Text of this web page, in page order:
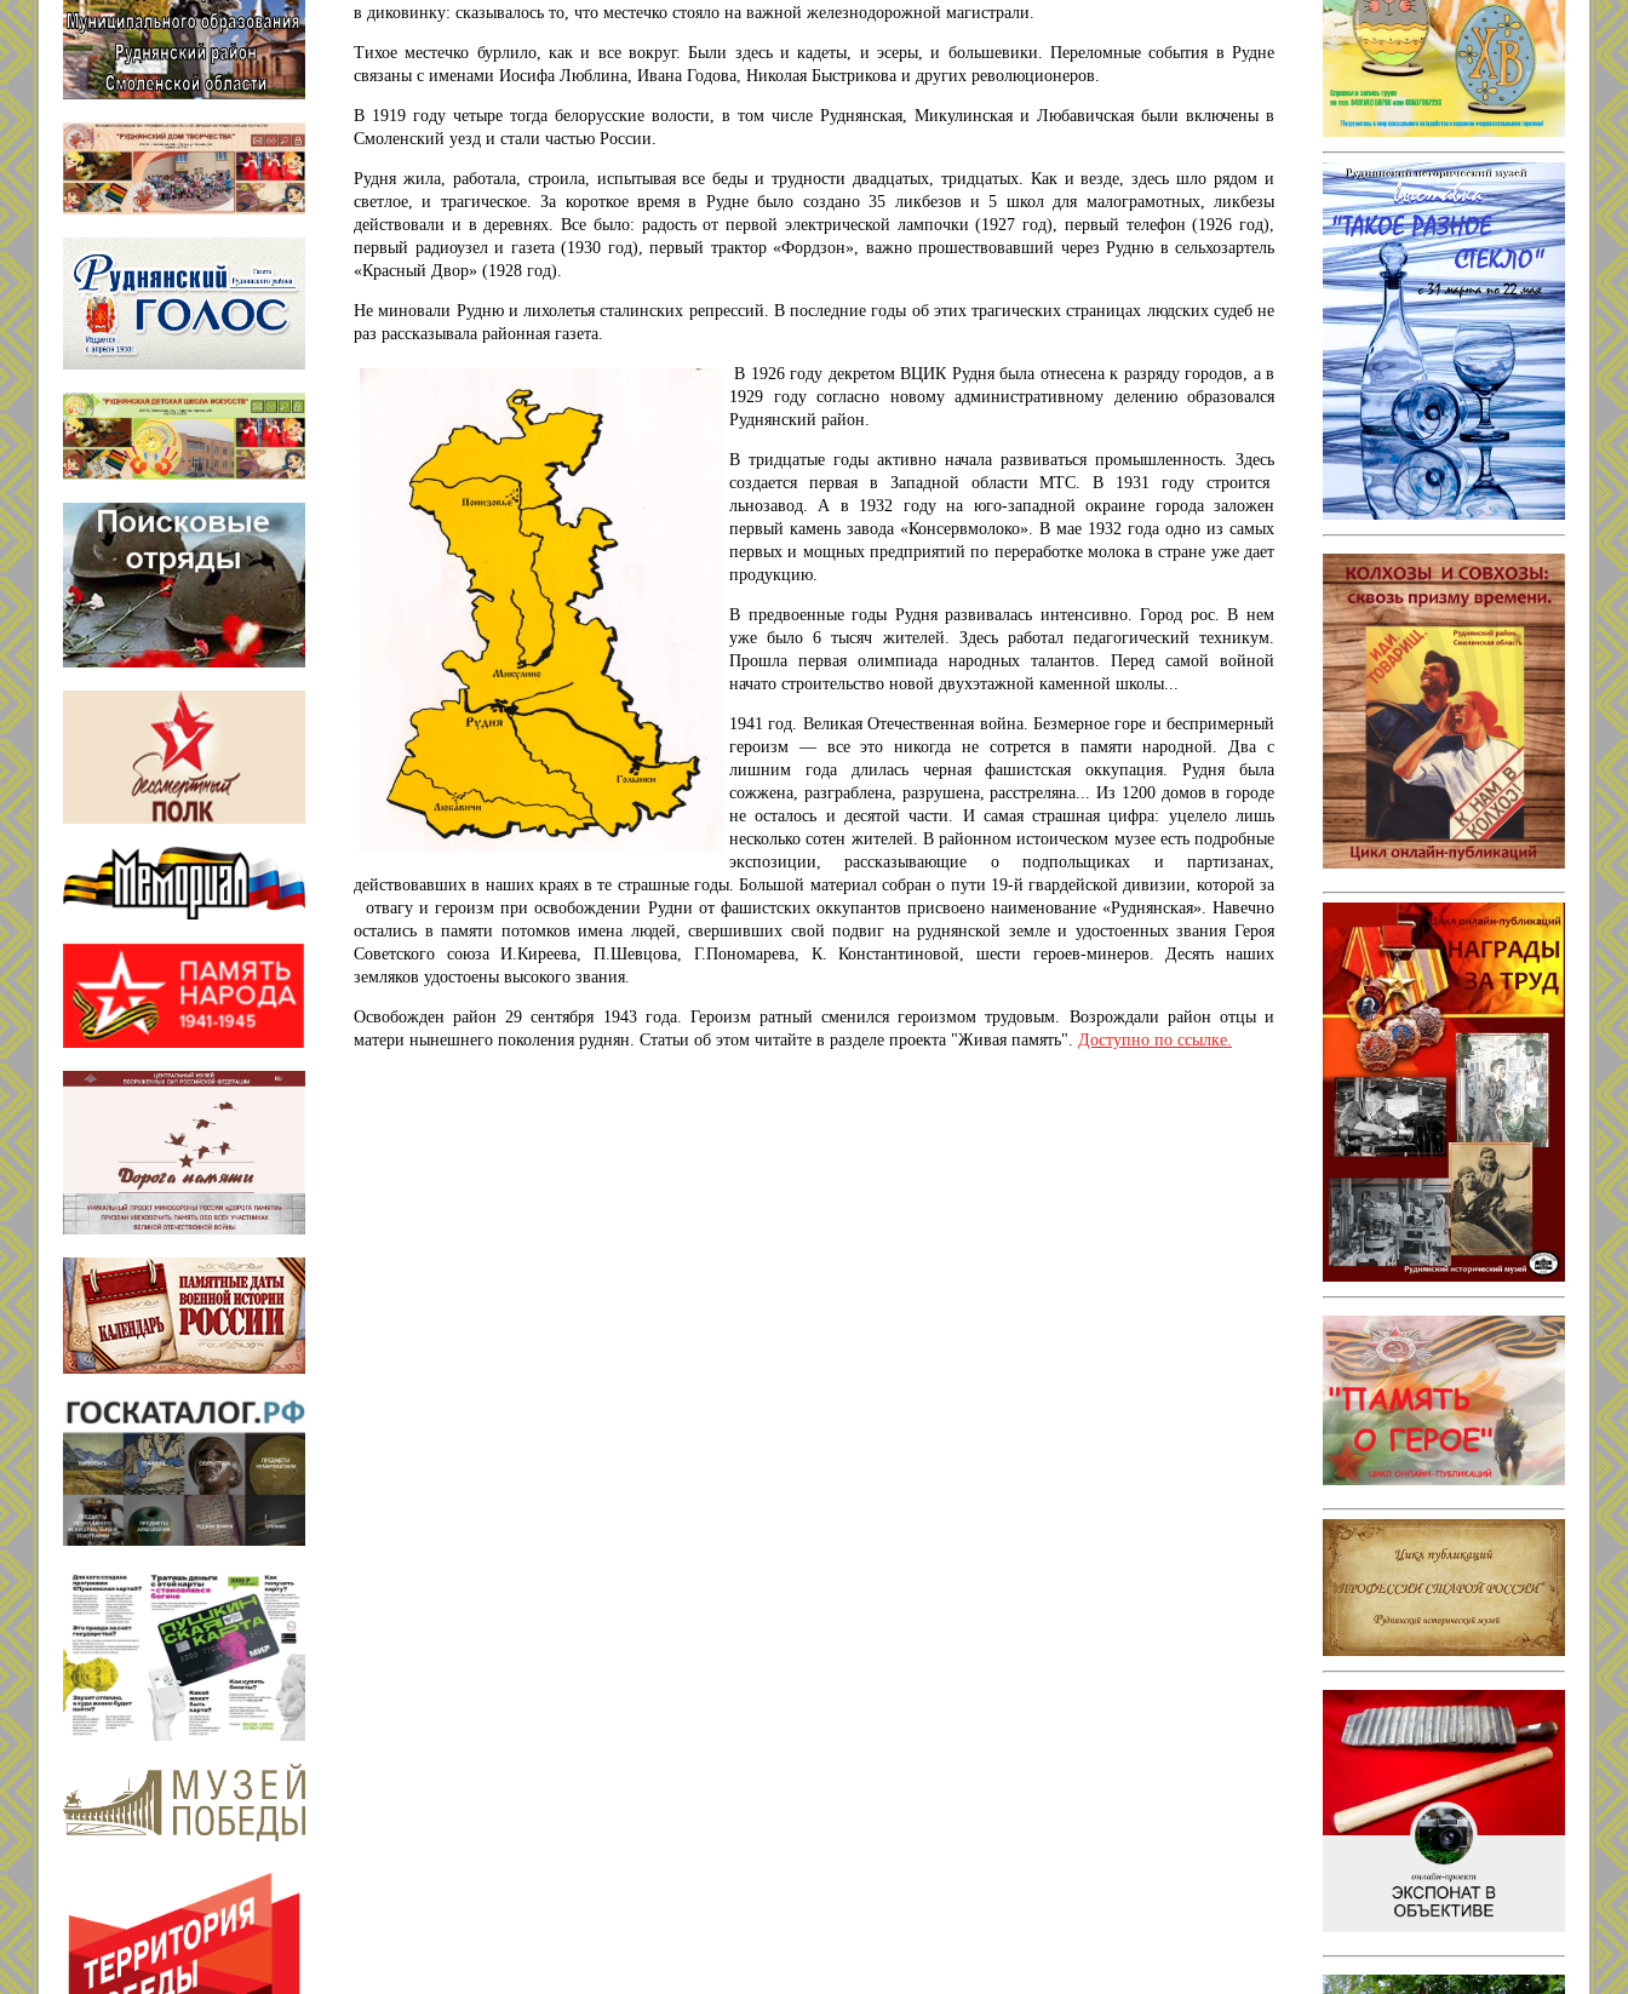
в диковинку: сказывалось то, что местечко стояло на важной железнодорожной магистрали.
Тихое местечко бурлило, как и все вокруг. Были здесь и кадеты, и эсеры, и большевики. Переломные события в Рудне
связаны с именами Иосифа Люблина, Ивана Годова, Николая Быстрикова и других революционеров.
В 1919 году четыре тогда белорусские волости, в том числе Руднянская, Микулинская и Любавичская были включены в
Смоленский уезд и стали частью России.
Рудня жила, работала, строила, испытывая все беды и трудности двадцатых, тридцатых. Как и везде, здесь шло рядом и
светлое, и трагическое. За короткое время в Рудне было создано 35 ликбезов и 5 школ для малограмотных, ликбезы
действовали и в деревнях. Все было: радость от первой электрической лампочки (1927 год), первый телефон (1926 год),
первый радиоузел и газета (1930 год), первый трактор «Фордзон», важно прошествовавший через Рудню в сельхозартель
«Красный Двор» (1928 год).
Не миновали Рудню и лихолетья сталинских репрессий. В последние годы об этих трагических страницах людских судеб не
раз рассказывала районная газета.
В 1926 году декретом ВЦИК Рудня была отнесена к разряду городов, а в
1929 году согласно новому административному делению образовался
Руднянский район.
В тридцатые годы активно начала развиваться промышленность. Здесь
создается первая в Западной области МТС. В 1931 году строится
льнозавод. А в 1932 году на юго-западной окраине города заложен
первый камень завода «Консервмолоко». В мае 1932 года одно из самых
первых и мощных предприятий по переработке молока в стране уже дает
продукцию.
В предвоенные годы Рудня развивалась интенсивно. Город рос. В нем
уже было 6 тысяч жителей. Здесь работал педагогический техникум.
Прошла первая олимпиада народных талантов. Перед самой войной
начато строительство новой двухэтажной каменной школы...
1941 год. Великая Отечественная война. Безмерное горе и беспримерный
героизм — все это никогда не сотрется в памяти народной. Два с
лишним года длилась черная фашистская оккупация. Рудня была
сожжена, разграблена, разрушена, расстреляна... Из 1200 домов в городе
не осталось и десятой части. И самая страшная цифра: уцелело лишь
несколько сотен жителей. В районном истоическом музее есть подробные
экспозиции, рассказывающие о подпольщиках и партизанах,
действовавших в наших краях в те страшные годы. Большой материал собран о пути 19-й гвардейской дивизии, которой за
отвагу и героизм при освобождении Рудни от фашистских оккупантов присвоено наименование «Руднянская». Навечно
остались в памяти потомков имена людей, свершивших свой подвиг на руднянской земле и удостоенных звания Героя
Советского союза И.Киреева, П.Шевцова, Г.Пономарева, К. Константиновой, шести героев-минеров. Десять наших
земляков удостоены высокого звания.
Освобожден район 29 сентября 1943 года. Героизм ратный сменился героизмом трудовым. Возрождали район отцы и
матери нынешнего поколения руднян. Статьи об этом читайте в разделе проекта "Живая память". Доступно по ссылке.